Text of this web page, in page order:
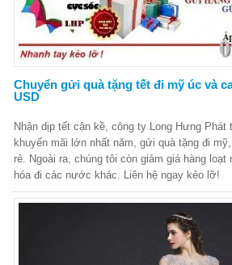
Chuyển gửi quà tặng tết đi mỹ úc và
USD
Nhận dịp tết cận kề, công ty Long Hưng
khuyến mãi lớn nhất năm, gửi quà tặng đi
rẻ. Ngoài ra, chúng tôi còn giảm giá hàng
hóa đi các nước khác. Liên hệ ngay kẻo lỡ!